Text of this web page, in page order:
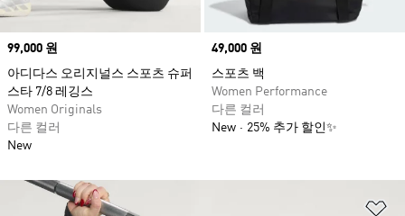
Price
99,000 원
아디다스 오리지널스 스포츠 슈퍼
스타 7/8 레깅스
Women Originals
다른 컬러
New
Price
49,000 원
스포츠 백
Women Performance
다른 컬러
New
25% 추가 할인✨